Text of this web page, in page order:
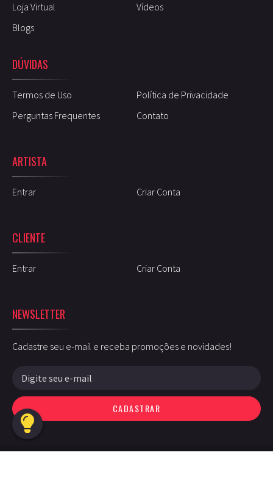
Loja Virtual
Vídeos
Blogs
DÚVIDAS
Termos de Uso
Política de Privacidade
Perguntas Frequentes
Contato
ARTISTA
Entrar Criar Conta
CLIENTE
Entrar Criar Conta
NEWSLETTER
Cadastre seu e-mail e receba promoções e novidades!
CADASTRAR